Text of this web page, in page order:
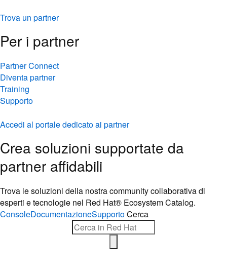
Trova un partner
Per i partner
Partner Connect
Diventa partner
Training
Supporto
Accedi al portale dedicato ai partner
Crea soluzioni supportate da
partner affidabili
Trova le soluzioni della nostra community collaborativa di
esperti e tecnologie nel Red Hat® Ecosystem Catalog.
ConsoleDocumentazioneSupportoCerca